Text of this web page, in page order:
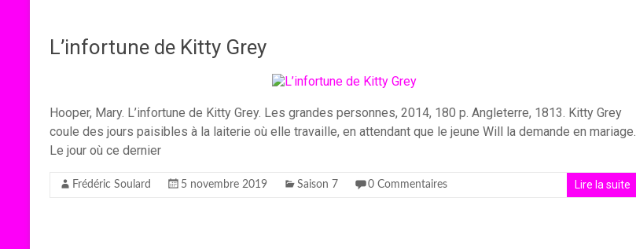
L’infortune de Kitty Grey
Hooper, Mary. L’infortune de Kitty Grey. Les grandes personnes, 2014, 180 p. Angleterre, 1813. Kitty Grey
coule des jours paisibles à la laiterie où elle travaille, en attendant que le jeune Will la demande en mariage.
Le jour où ce dernier
Frédéric Soulard 5 novembre 2019 Saison 7 0 Commentaires Lire la suite